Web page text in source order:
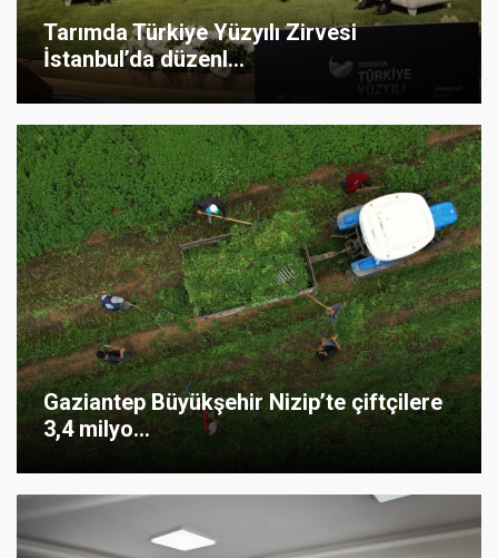
Tarımda Türkiye Yüzyılı Zirvesi
İstanbul’da düzenl...
Gaziantep Büyükşehir Nizip’te çiftçilere
3,4 milyo...